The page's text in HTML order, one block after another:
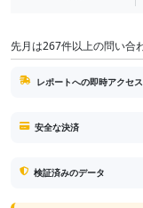
先月は267件以上の問い合
レポートへの即時アクセス
安全な決済
検証済みのデータ